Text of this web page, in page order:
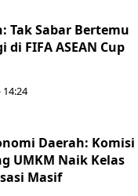
Tak Sabar Bertemu
di FIFA ASEAN Cup
14:24
Daerah: Komisi
UMKM Naik Kelas
Masif